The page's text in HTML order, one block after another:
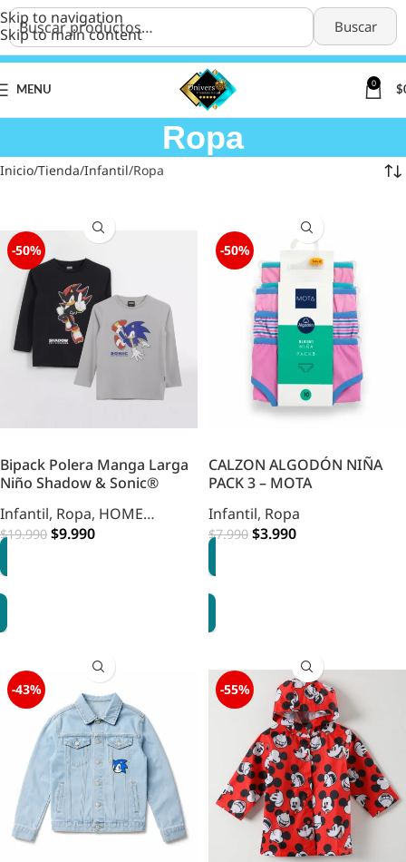
Buscar
Skip to navigation
Skip to main content
MENU
0
$
Ropa
Inicio Tienda Infantil Ropa
-50%
Bipack Polera Manga Larga
Niño Shadow & Sonic®
Infantil, Ropa, HOME
INFANTIL
$19.990 $9.990
-50%
CALZON ALGODÓN NIÑA
PACK 3 – MOTA
Infantil, Ropa
$7.990 $3.990
-43% -55%